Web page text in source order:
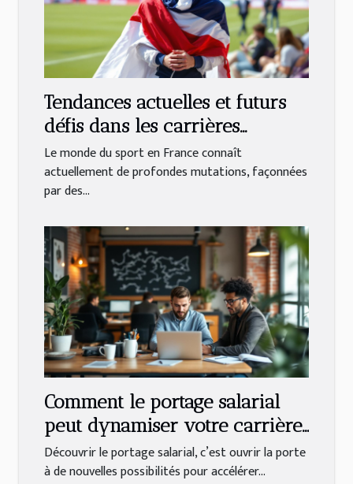
Tendances actuelles et futurs
défis dans les carrières
sportives en France
Le monde du sport en France connaît
actuellement de profondes mutations, façonnées
par des...
Comment le portage salarial
peut dynamiser votre carrière
freelance ?
Découvrir le portage salarial, c’est ouvrir la porte
à de nouvelles possibilités pour accélérer...